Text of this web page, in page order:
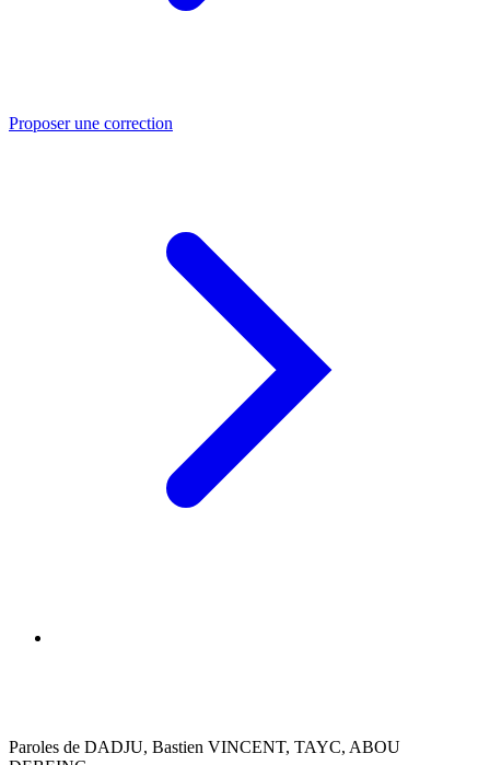
Proposer une correction
Paroles de DADJU, Bastien VINCENT, TAYC, ABOU